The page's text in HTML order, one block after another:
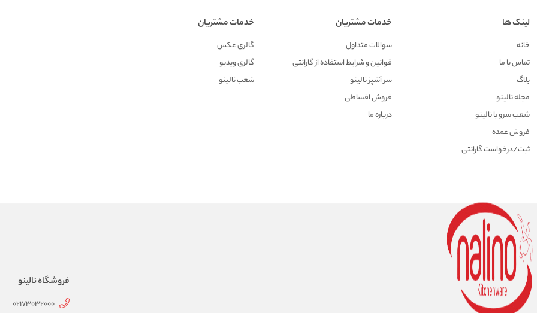
لینک ها
خانه
تماس با ما
بلاگ
مجله نالینو
شعب سرو با نالینو
فروش عمده
ثبت/درخواست گارانتی
خدمات مشتریان
سوالات متداول
قوانین و شرایط استفاده از گارانتی
سر آشپز نالینو
فروش اقساطی
درباره ما
خدمات مشتریان
گالری عکس
گالری ویدیو
شعب نالینو
فروشگاه نالینو
02173032000